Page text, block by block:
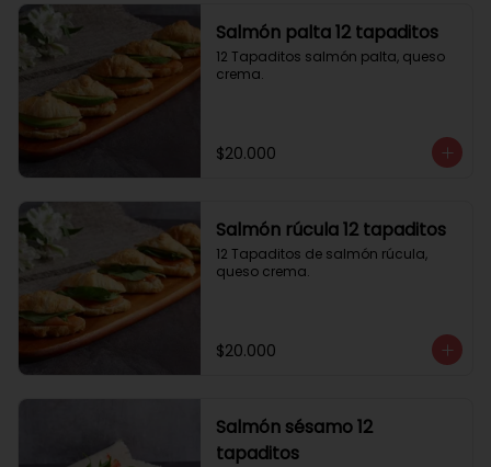
Salmón palta 12 tapaditos
12 Tapaditos salmón palta, queso
crema.
$20.000
Salmón rúcula 12 tapaditos
12 Tapaditos de salmón rúcula,
queso crema.
$20.000
Salmón sésamo 12
tapaditos